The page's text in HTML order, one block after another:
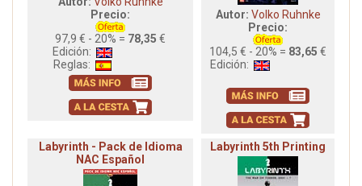
Precio:
97,9 € - 20% = 78,35 €
Edición:
Reglas:
Autor: Volko Ruhnke
Precio:
104,5 € - 20% = 83,65 €
Edición:
Labyrinth - Pack de Idioma
NAC Español
Labyrinth 5th Printing